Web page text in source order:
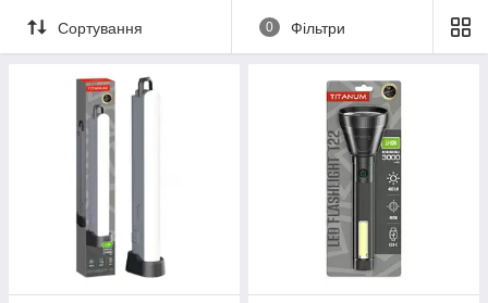
Сортування 0 Фільтри